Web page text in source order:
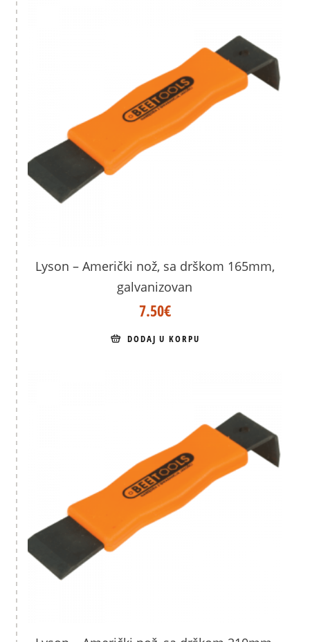
Lyson – Američki nož, sa drškom 165mm,
galvanizovan
7.50€
DODAJ U KORPU